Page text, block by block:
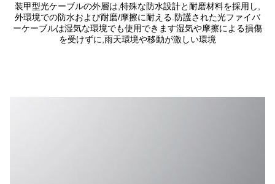
装甲型光ケーブルの外層は,特殊な防水設計と耐磨材料を採用し,
外環境での防水および耐磨/摩擦に耐える.防護された光ファイバ
ーケーブルは湿気な環境でも使用できます湿気や摩擦による損傷
を受けずに,雨天環境や移動が激しい環境